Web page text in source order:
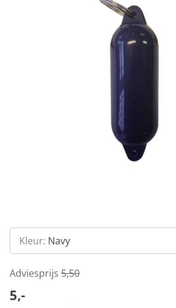
Kleur: Navy
Adviesprijs 5,50
5,-